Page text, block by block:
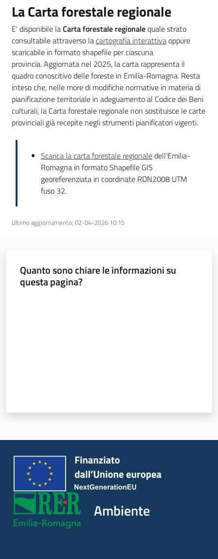
La Carta forestale regionale
E' disponibile laCarta forestale regionalequale strato
consultabile attraverso lacartografia interattivaoppure
scaricabile in formato shapefile per ciascuna
provincia. Aggiornata nel 2025, la carta rappresenta il
quadro conoscitivo delle foreste in Emilia-Romagna. Resta
inteso che, nelle more di modifiche normative in materia di
pianificazione territoriale in adeguamento al Codice dei Beni
culturali, la Carta forestale regionale non sostituisce le carte
provinciali già recepite negli strumenti pianificatori vigenti.
Scarica la carta forestale regionaledell'Emilia-
Romagna in formato Shapefile GIS
georeferenziata in coordinate RDN2008 UTM
fuso 32.
Ultimo aggiornamento: 02-04-2026 10:15
Quanto sono chiare le informazioni su
questa pagina?
Ambiente